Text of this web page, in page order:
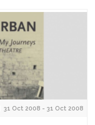
31 Oct 2008 - 31 Oct 2008